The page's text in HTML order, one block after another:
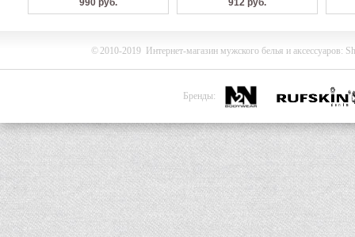
990 руб. 912 руб.
©2010-2019 Интернет-магазин мужского белья и аксессуаров:
Бренды: